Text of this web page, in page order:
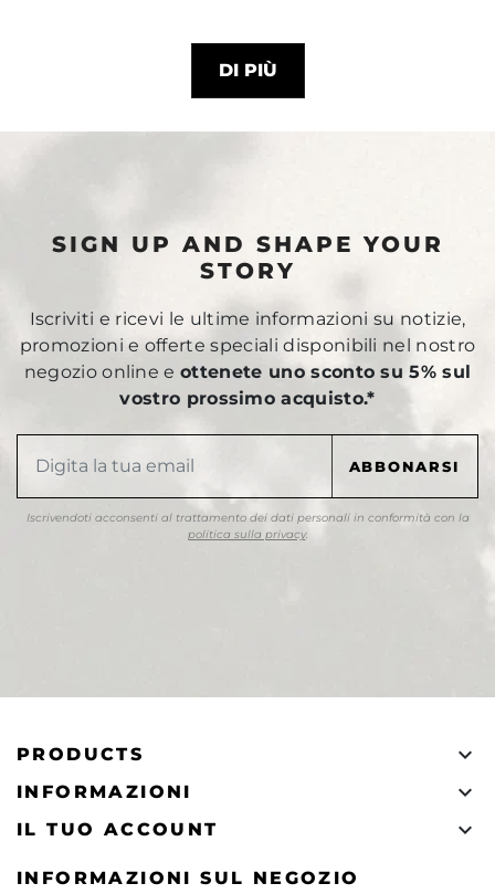
DI PIÙ
SIGN UP AND SHAPE YOUR
STORY
Iscriviti e ricevi le ultime informazioni su notizie,
promozioni e offerte speciali disponibili nel nostro
negozio online eottenete uno sconto su 5% sul
vostro prossimo acquisto.*
Iscrivendoti acconsenti al trattamento dei dati personali in conformità con la
politica sulla privacy.
PRODUCTS 
INFORMAZIONI 
IL TUO ACCOUNT 
INFORMAZIONI SUL NEGOZIO